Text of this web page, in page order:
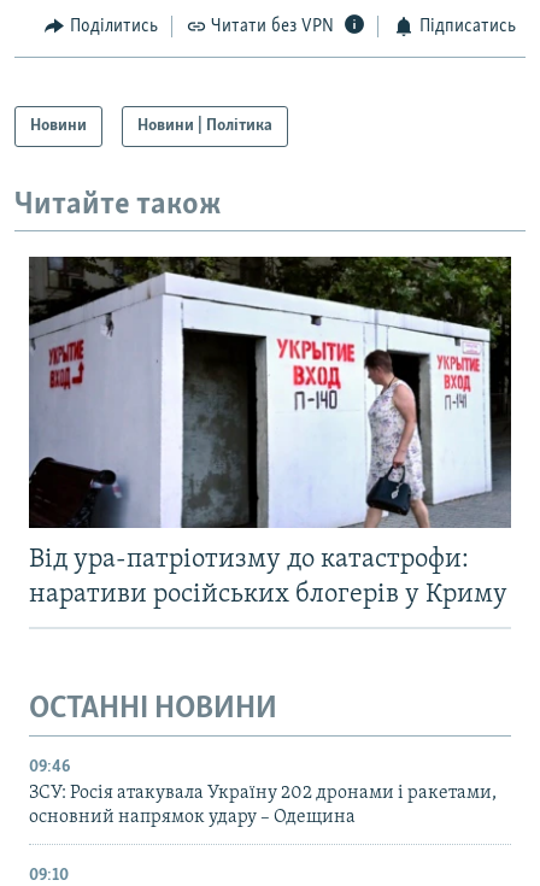
Поділитись Читати без VPN Підписатись
Новини Новини | Політика
Читайте також
Від ура-патріотизму до катастрофи:
наративи російських блогерів у Криму
ОСТАННІ НОВИНИ
09:46
ЗСУ: Росія атакувала Україну 202 дронами і ракетами,
основний напрямок удару – Одещина
09:10